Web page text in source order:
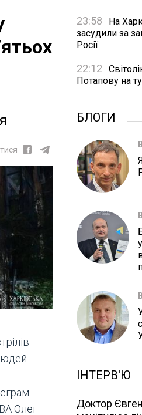
Олег
23:58
На
засудили за
Росії
22:12
Потапову на
БЛОГИ
ІНТЕРВ'Ю
Доктор